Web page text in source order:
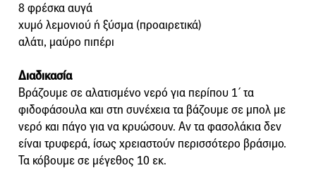
8 φρέσκα αυγά
χυμό λεμονιού ή ξύσμα (προαιρετικά)
αλάτι, μαύρο πιπέρι
Διαδικασία
Βράζουμε σε αλατισμένο νερό για περίπου 1΄ τα
φιδοφάσουλα και στη συνέχεια τα βάζουμε σε μπολ με
νερό και πάγο για να κρυώσουν. Αν τα φασολάκια δεν
είναι τρυφερά, ίσως χρειαστούν περισσότερο βράσιμο.
Τα κόβουμε σε μέγεθος 10 εκ.